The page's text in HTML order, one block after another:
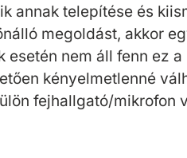
annak telepítése és
megoldást, akkor
nem áll fenn ez
kényelmetlenné
fejhallgató/mikrofon